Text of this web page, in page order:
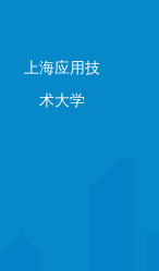
上海应用技
术大学